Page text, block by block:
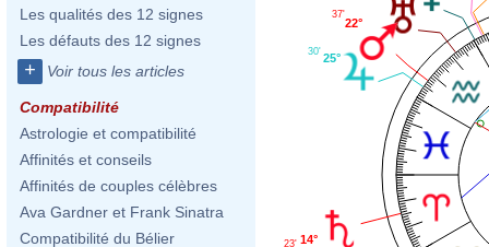
Les qualités des 12 signes
Les défauts des 12 signes
+ Voir tous les articles
Compatibilité
Astrologie et compatibilité
Affinités et conseils
Affinités de couples célèbres
Ava Gardner et Frank Sinatra
Compatibilité du Bélier
22°
37'
25°
30'
14°
23'